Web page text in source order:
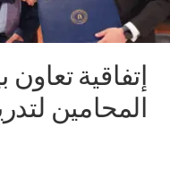
إتفاقية
المحامين